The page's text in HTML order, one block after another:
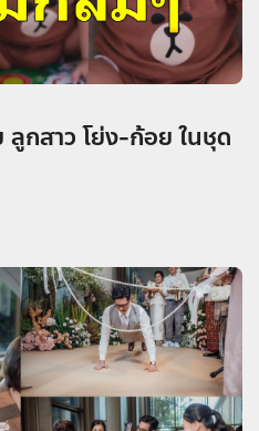
ลูกสาว โย่ง-ก้อย ในชุด